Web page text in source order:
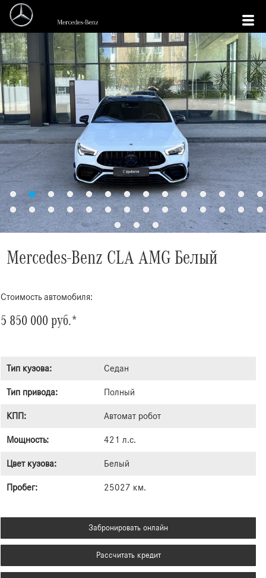
Mercedes-Benz CLA AMG Белый
Стоимость автомобиля:
5 850 000 руб.*
Тип кузова: Седан
Тип привода: Полный
КПП: Автомат робот
Мощность: 421 л.с.
Цвет кузова: Белый
Пробег: 25027 км.
Забронировать онлайн
Рассчитать кредит